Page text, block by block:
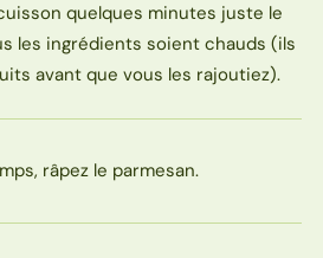
quelques minutes juste le
les ingrédients soient chauds (ils
avant que vous les rajoutiez).
râpez le parmesan.